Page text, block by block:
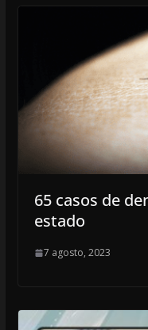
65 casos de
estado
7 agosto, 2023